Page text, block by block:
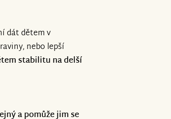
dát dětem v
nebo lepší
stabilitu na delší
a pomůže jim se